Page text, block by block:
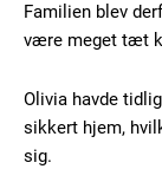
Familien blev
være meget tæt
Olivia havde
sikkert hjem,
sig.